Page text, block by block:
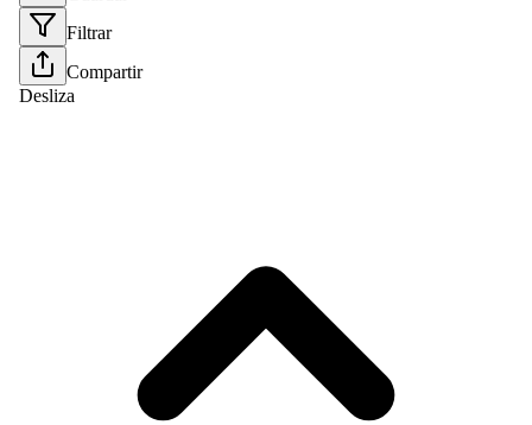
Filtrar
Compartir
Desliza